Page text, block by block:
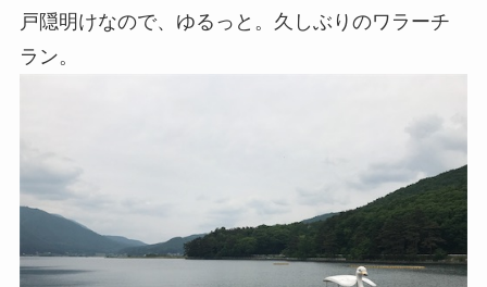
戸隠明けなので、ゆるっと。久しぶりのワラーチ
ラン。